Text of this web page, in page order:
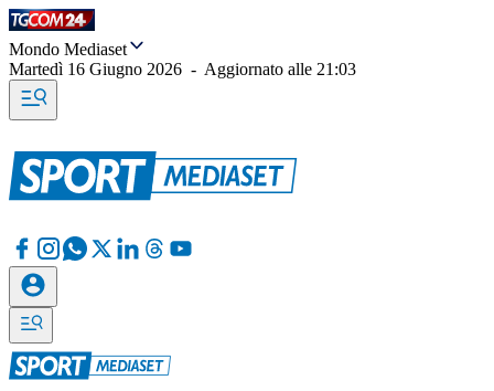
Mondo Mediaset
Martedì 16 Giugno 2026 - Aggiornato alle 21:03